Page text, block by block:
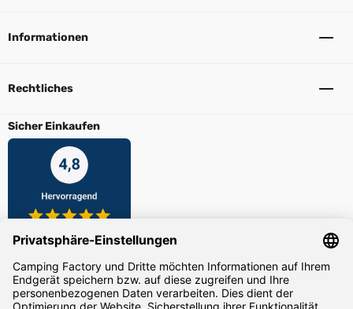
Informationen
Rechtliches
Sicher Einkaufen